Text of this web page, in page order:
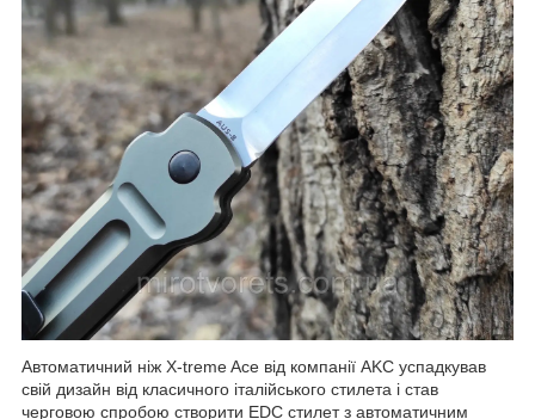
Автоматичний ніж X-treme Ace від компанії AKC успадкував
свій дизайн від класичного італійського стилета і став
черговою спробою створити EDC стилет з автоматичним